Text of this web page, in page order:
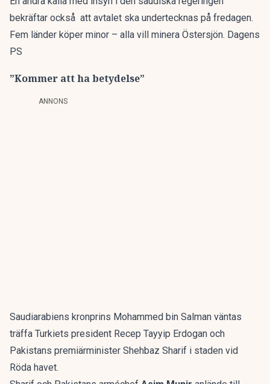
bekräftar också att avtalet ska undertecknas på fredagen.
Fem länder köper minor – alla vill minera Östersjön. Dagens
PS
”Kommer att ha betydelse”
ANNONS
Saudiarabiens kronprins Mohammed bin Salman väntas
träffa Turkiets president Recep Tayyip Erdogan och
Pakistans premiärminister Shehbaz Sharif i staden vid
Röda havet.